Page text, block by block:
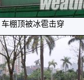
车棚顶被冰雹击穿